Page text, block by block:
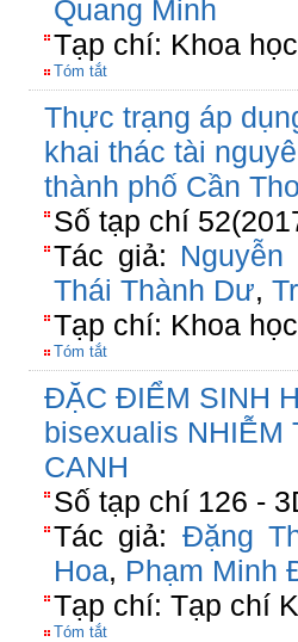
Quang Minh
Tạp chí: Khoa
Tóm tắt
Thực trạng áp
khai thác tài
thành phố Cần
Số tạp chí
Tác giả:
Thái Thành Dư,
Tạp chí: Khoa
Tóm tắt
ĐẶC ĐIỂM SINH
bisexualis NHIỄM
CANH
Số tạp chí 126 -
Tác giả: Đặng
Hoa, Phạm Minh
Tạp chí: Tạp chí
Tóm tắt